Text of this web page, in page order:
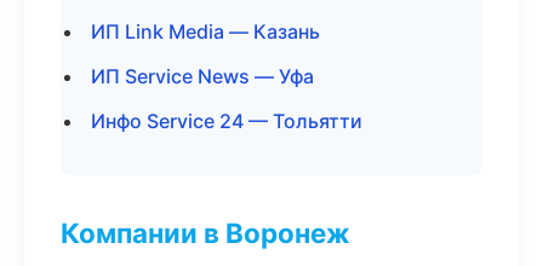
ИП Link Media — Казань
ИП Service News — Уфа
Инфо Service 24 — Тольятти
Компании в Воронеж